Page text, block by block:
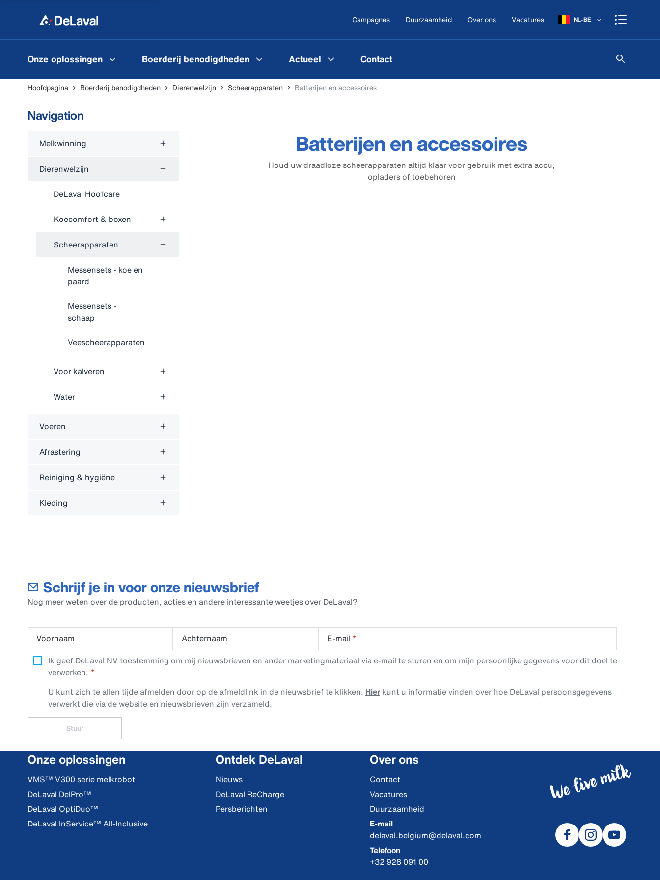
Campagnes Duurzaamheid Over ons Vacatures NL-BE
Onze oplossingen Boerderij benodigdheden Actueel Contact
Hoofdpagina Boerderij benodigdheden Dierenwelzijn Scheerapparaten Batterijen en accessoires
Navigation
Melkwinning
Dierenwelzijn
DeLaval Hoofcare
Koecomfort & boxen
Scheerapparaten
Messensets - koe en
paard
Messensets -
schaap
Veescheerapparaten
Voor kalveren
Water
Voeren
Afrastering
Reiniging & hygiëne
Kleding
Batterijen en accessoires
Houd uw draadloze scheerapparaten altijd klaar voor gebruik met extra accu,
opladers of toebehoren
Schrijf je in voor onze nieuwsbrief
Nog meer weten over de producten, acties en andere interessante weetjes over DeLaval?
Voornaam Achternaam E-mail *
Ik geef DeLaval NV toestemming om mij nieuwsbrieven en ander marketingmateriaal via e-mail te sturen en om mijn persoonlijke gegevens voor dit doel te
verwerken.
U kunt zich te allen tijde afmelden door op de afmeldlink in de nieuwsbrief te klikken. Hier kunt u informatie vinden over hoe DeLaval persoonsgegevens
verwerkt die via de website en nieuwsbrieven zijn verzameld.
Stuur
Onze oplossingen
VMS™ V300 serie melkrobot
DeLaval DelPro™
DeLaval OptiDuo™
DeLaval InService™ All-Inclusive
Ontdek DeLaval
Nieuws
DeLaval ReCharge
Persberichten
Over ons
Contact
Vacatures
Duurzaamheid
E-mail
delaval.belgium@delaval.com
Telefoon
+32 928 091 00